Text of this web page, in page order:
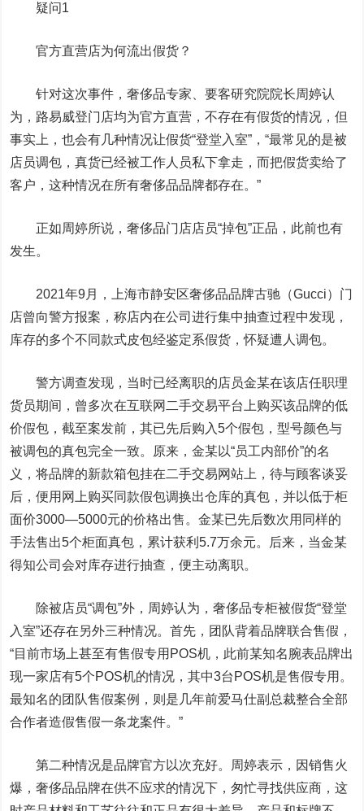
疑问1
官方直营店为何流出假货？
针对这次事件，奢侈品专家、要客研究院院长周婷认
为，路易威登门店均为官方直营，不存在有假货的情况，但
事实上，也会有几种情况让假货“登堂入室”，“最常见的是被
店员调包，真货已经被工作人员私下拿走，而把假货卖给了
客户，这种情况在所有奢侈品品牌都存在。”
正如周婷所说，奢侈品门店店员“掉包”正品，此前也有
发生。
2021年9月，上海市静安区奢侈品品牌古驰（Gucci）门
店曾向警方报案，称店内在公司进行集中抽查过程中发现，
库存的多个不同款式皮包经鉴定系假货，怀疑遭人调包。
警方调查发现，当时已经离职的店员金某在该店任职理
货员期间，曾多次在互联网二手交易平台上购买该品牌的低
价假包，截至案发前，其已先后购入5个假包，型号颜色与
被调包的真包完全一致。原来，金某以“员工内部价”的名
义，将品牌的新款箱包挂在二手交易网站上，待与顾客谈妥
后，便用网上购买同款假包调换出仓库的真包，并以低于柜
面价3000—5000元的价格出售。金某已先后数次用同样的
手法售出5个柜面真包，累计获利5.7万余元。后来，当金某
得知公司会对库存进行抽查，便主动离职。
除被店员“调包”外，周婷认为，奢侈品专柜被假货“登堂
入室”还存在另外三种情况。首先，团队背着品牌联合售假，
“目前市场上甚至有售假专用POS机，此前某知名腕表品牌出
现一家店有5个POS机的情况，其中3台POS机是售假专用。
最知名的团队售假案例，则是几年前爱马仕副总裁整合全部
合作者造假售假一条龙案件。”
第二种情况是品牌官方以次充好。周婷表示，因销售火
爆，奢侈品品牌在供不应求的情况下，匆忙寻找供应商，这